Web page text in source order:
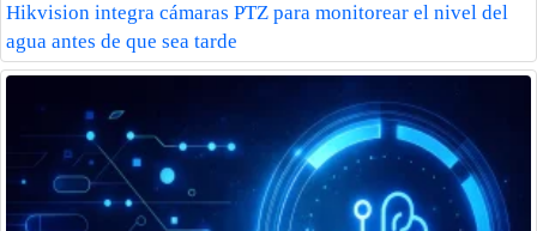
Hikvision integra cámaras PTZ para monitorear el nivel del
agua antes de que sea tarde